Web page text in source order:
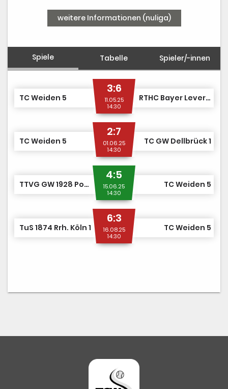
weitere Informationen (nuliga)
Spiele Tabelle Spieler/-innen
TC Weiden 5
3:6
11.05.25
14:30
RTHC Bayer Leverkusen 3
TC Weiden 5
2:7
01.06.25
14:30
TC GW Dellbrück 1
TTVG GW 1928 Porz-Eil 1
4:5
15.06.25
14:30
TC Weiden 5
TuS 1874 Rrh. Köln 1
6:3
16.08.25
14:30
TC Weiden 5